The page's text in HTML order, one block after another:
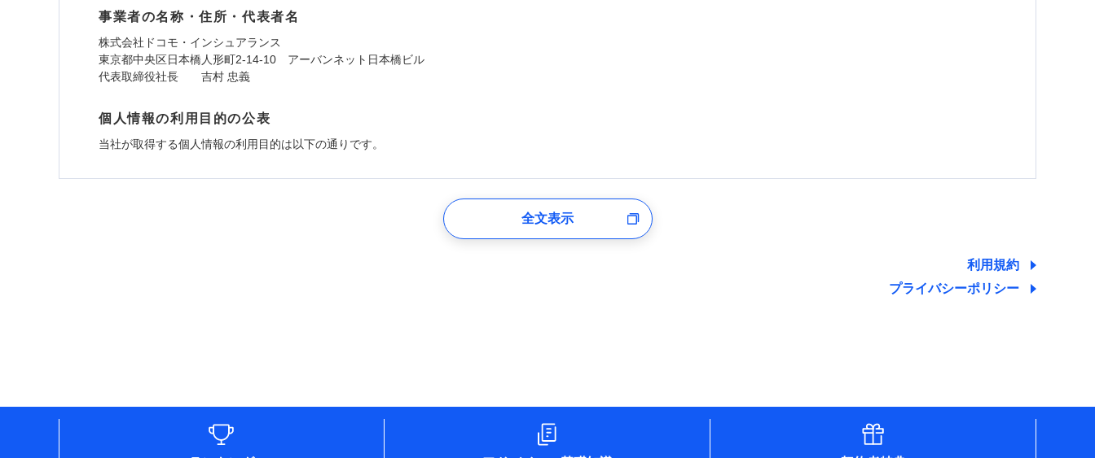
事業者の名称・住所・代表者名
株式会社ドコモ・インシュアランス
東京都中央区日本橋人形町2-14-10 アーバンネット日本橋ビル
代表取締役社長 吉村 忠義
個人情報の利用目的の公表
当社が取得する個人情報の利用目的は以下の通りです。
郵便、電話、およびＥメール等により、当社と取引のあるもしくは委託を受けている保険会社・提携会社の保険その他に関する情報を提供し、金融商品等の契約を勧奨するた
め、また維持管理等の委託業務遂行のため、またそれらに付帯、関連する当社および提携会社のサービスを案内、提供するため
アニコム損害保険株式会社 (https://www.anicom-sompo.co.jp/)
東京海上ダイレクト損害保険株式会社 (https://www.e-design.net/)
全文表示
利用規約
プライバシーポリシー